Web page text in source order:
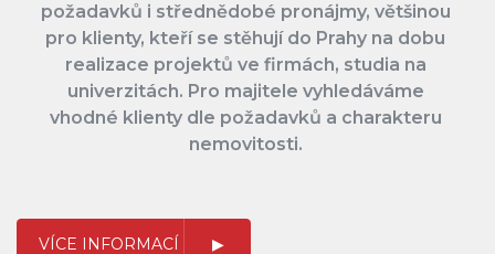
požadavků i střednědobé pronájmy, většinou
pro klienty, kteří se stěhují do Prahy na dobu
realizace projektů ve firmách, studia na
univerzitách. Pro majitele vyhledáváme
vhodné klienty dle požadavků a charakteru
nemovitosti.
VÍCE INFORMACÍ